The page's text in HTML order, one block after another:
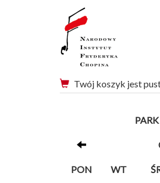
Twój koszyk jest
PON WT